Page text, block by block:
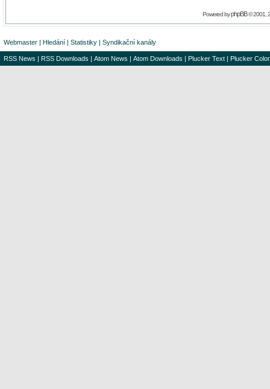
Powered byphpBB© 2001,
Webmaster | Hledání | Statistiky | Syndikační kanály
RSS News | RSS Downloads | Atom News | Atom Downloads | Plucker Text | Plucker Color